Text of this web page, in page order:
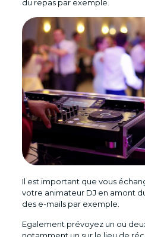
du repas par exemple.
Il est important que vous
votre animateur DJ en amont
des e-mails par exemple.
Egalement prévoyez un ou